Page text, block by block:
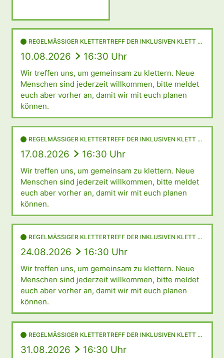
REGELMÄSSIGER KLETTERTREFF DER INKLUSIVEN KLETT ...
10.08.2026 16:30 Uhr
Wir treffen uns, um gemeinsam zu klettern. Neue
Menschen sind jederzeit willkommen, bitte meldet
euch aber vorher an, damit wir mit euch planen
können.
REGELMÄSSIGER KLETTERTREFF DER INKLUSIVEN KLETT ...
17.08.2026 16:30 Uhr
Wir treffen uns, um gemeinsam zu klettern. Neue
Menschen sind jederzeit willkommen, bitte meldet
euch aber vorher an, damit wir mit euch planen
können.
REGELMÄSSIGER KLETTERTREFF DER INKLUSIVEN KLETT ...
24.08.2026 16:30 Uhr
Wir treffen uns, um gemeinsam zu klettern. Neue
Menschen sind jederzeit willkommen, bitte meldet
euch aber vorher an, damit wir mit euch planen
können.
REGELMÄSSIGER KLETTERTREFF DER INKLUSIVEN KLETT ...
31.08.2026 16:30 Uhr